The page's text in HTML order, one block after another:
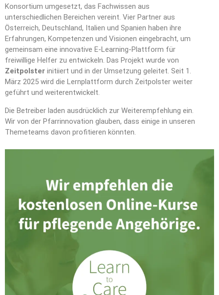
Konsortium umgesetzt, das Fachwissen aus
unterschiedlichen Bereichen vereint. Vier Partner aus
Österreich, Deutschland, Italien und Spanien haben ihre
Erfahrungen, Kompetenzen und Visionen eingebracht, um
gemeinsam eine innovative E-Learning-Plattform für
freiwillige Helfer zu entwickeln. Das Projekt wurde von
Zeitpolster initiiert und in der Umsetzung geleitet. Seit 1.
März 2025 wird die Lernplattform durch Zeitpolster weiter
geführt und weiterentwickelt.
Die Betreiber laden ausdrücklich zur Weiterempfehlung ein.
Wir von der Pfarrinnovation glauben, dass einige in unseren
Themeteams davon profitieren könnten.